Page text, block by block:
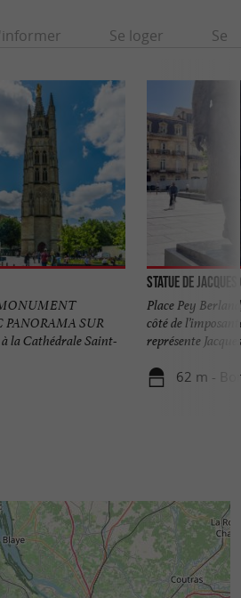
Se loger Se
SUR
la Cathédrale Saint-
Statue de
Place Pey
côté de
représente
62 m -